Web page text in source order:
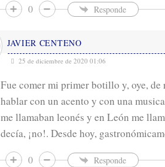
0 Responde
JAVIER CENTENO
25 de diciembre de 2020 01:06
Fue comer mi primer botillo y, oye, de
hablar con un acento y con una
me llamaban leonés y en León me
decía, ¡no!. Desde hoy,
0 Responde